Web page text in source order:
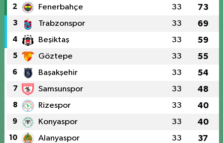
2 Fenerbahçe 33 73
3 Trabzonspor 33 69
4 Beşiktaş 33 59
5 Göztepe 33 55
6 Başakşehir 33 54
7 Samsunspor 33 48
8 Rizespor 33 40
9 Konyaspor 33 40
10 Alanyaspor 33 37